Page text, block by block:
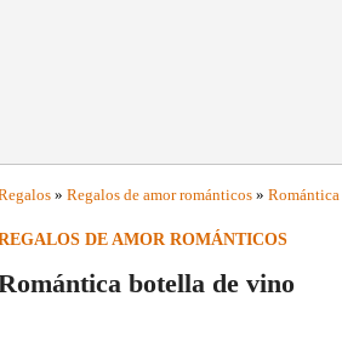
» Regalos de amor románticos »
DE AMOR ROMÁNTICOS
botella de vino